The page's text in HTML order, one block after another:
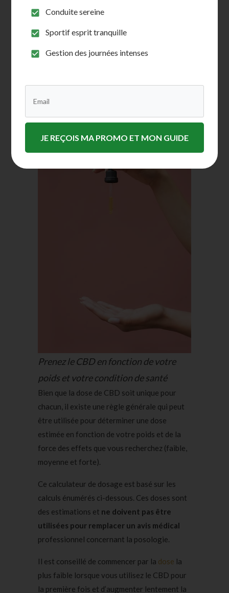
passer à une dose plus importante, une fois
que vous aurez compris comment
en fonction de votre
poids:
Prenez le CBD en fonction de votre
poids et votre condition de santé
Bien que la dose de CBD soit unique pour
chacun, il existe une règle générale qui peut
être utilisée pour déterminer une dose
estimée en fonction de votre poids et de la
force des effets que vous recherchez (faible,
moyenne et forte).
Ce calculateur de dosage est basé sur les
calculs énumérés ci-dessous. Ces doses sont
des estimations et ne doivent pas être
utilisées pour remplacer un avis médical
professionnel concernant la posologie.
Il est conseillé de commencer par la dose la
plus faible lorsque vous utilisez le CBD pour
la première fois et d’augmenter lentement la
Conduite sereine
Sportif esprit tranquille
Gestion des journées intenses
JE REÇOIS MA PROMO ET MON GUIDE